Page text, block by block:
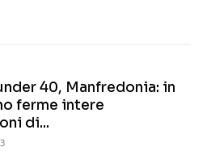
40, Manfredonia: in
ferme intere
di...